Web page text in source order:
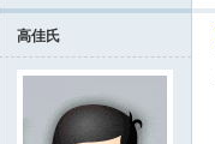
高佳氏